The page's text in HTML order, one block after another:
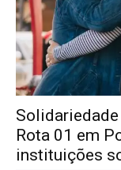
Rota 01 em
instituições